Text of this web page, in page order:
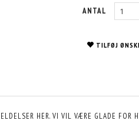
ANTAL
TILFØJ
HER. VI VIL VÆRE GLADE FOR